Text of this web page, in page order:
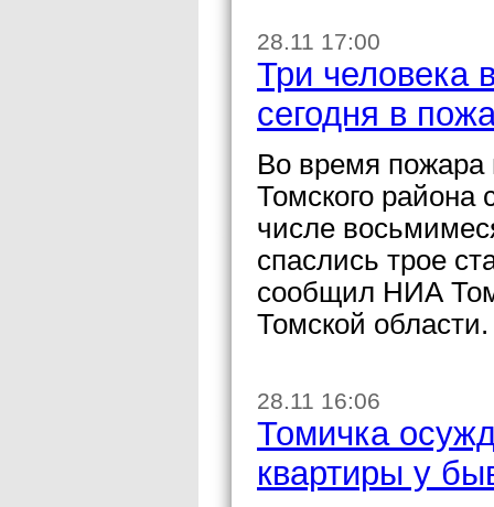
28.11 17:00
Три человека
сегодня в
Во время пожара
Томского района
числе
спаслись трое
сообщил НИА
Томской области.
28.11 16:06
Томичка
квартиры у